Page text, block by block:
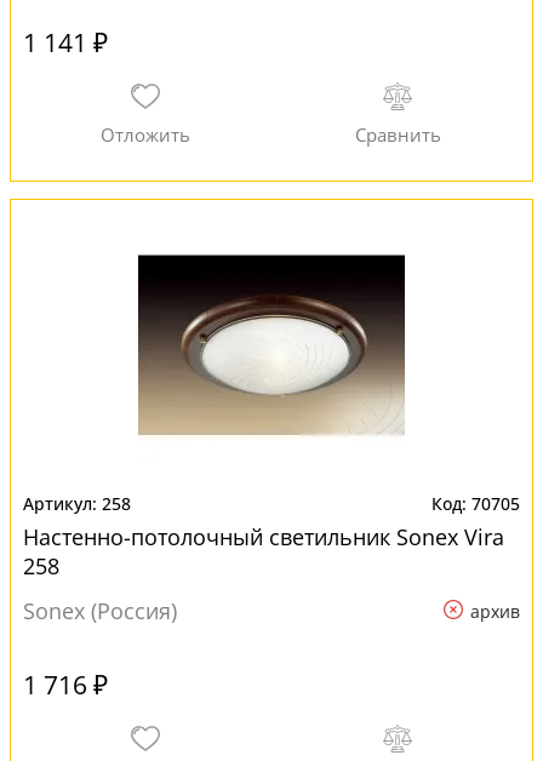
1 141 ₽
258 70705
Настенно-потолочный светильник Sonex Vira
258
Sonex (Россия)
архив
1 716 ₽